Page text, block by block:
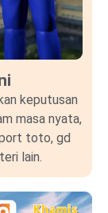
keputusan
masa nyata,
toto, gd
lain.